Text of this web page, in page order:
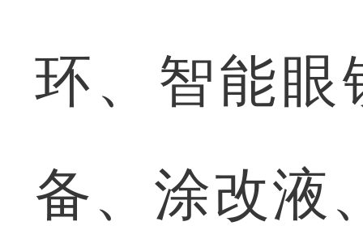
环、智能眼
备、涂改液